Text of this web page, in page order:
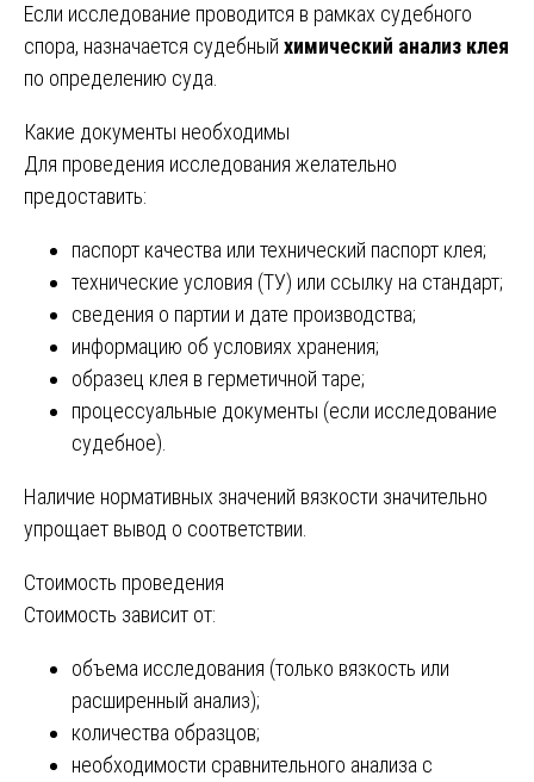
Если исследование проводится в рамках судебного
спора, назначается судебный химический анализ клея
по определению суда.
Какие документы необходимы
Для проведения исследования желательно
предоставить:
паспорт качества или технический паспорт клея;
технические условия (ТУ) или ссылку на стандарт;
сведения о партии и дате производства;
информацию об условиях хранения;
образец клея в герметичной таре;
процессуальные документы (если исследование
судебное).
Наличие нормативных значений вязкости значительно
упрощает вывод о соответствии.
Стоимость проведения
Стоимость зависит от:
объема исследования (только вязкость или
расширенный анализ);
количества образцов;
необходимости сравнительного анализа с